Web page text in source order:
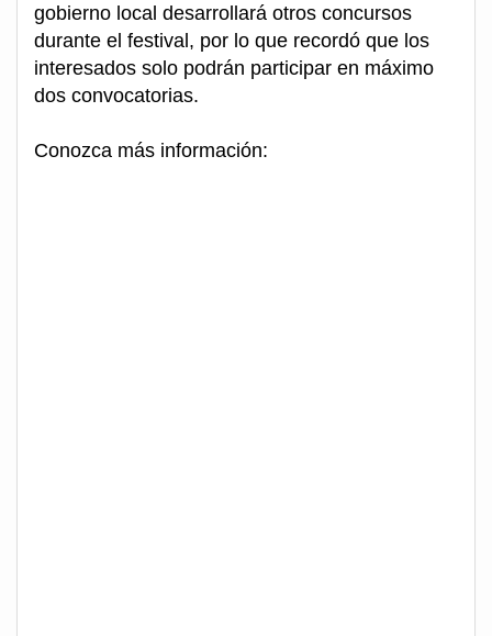
gobierno local desarrollará otros concursos
durante el festival, por lo que recordó que los
interesados solo podrán participar en máximo
dos convocatorias.
Conozca más información: